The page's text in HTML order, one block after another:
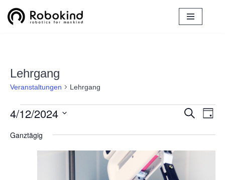
Zum
Lehrgang
Veranstaltungen Lehrgang
Suche
und
Suche
Tag
4/12/2024
wählen.
Ganztägig